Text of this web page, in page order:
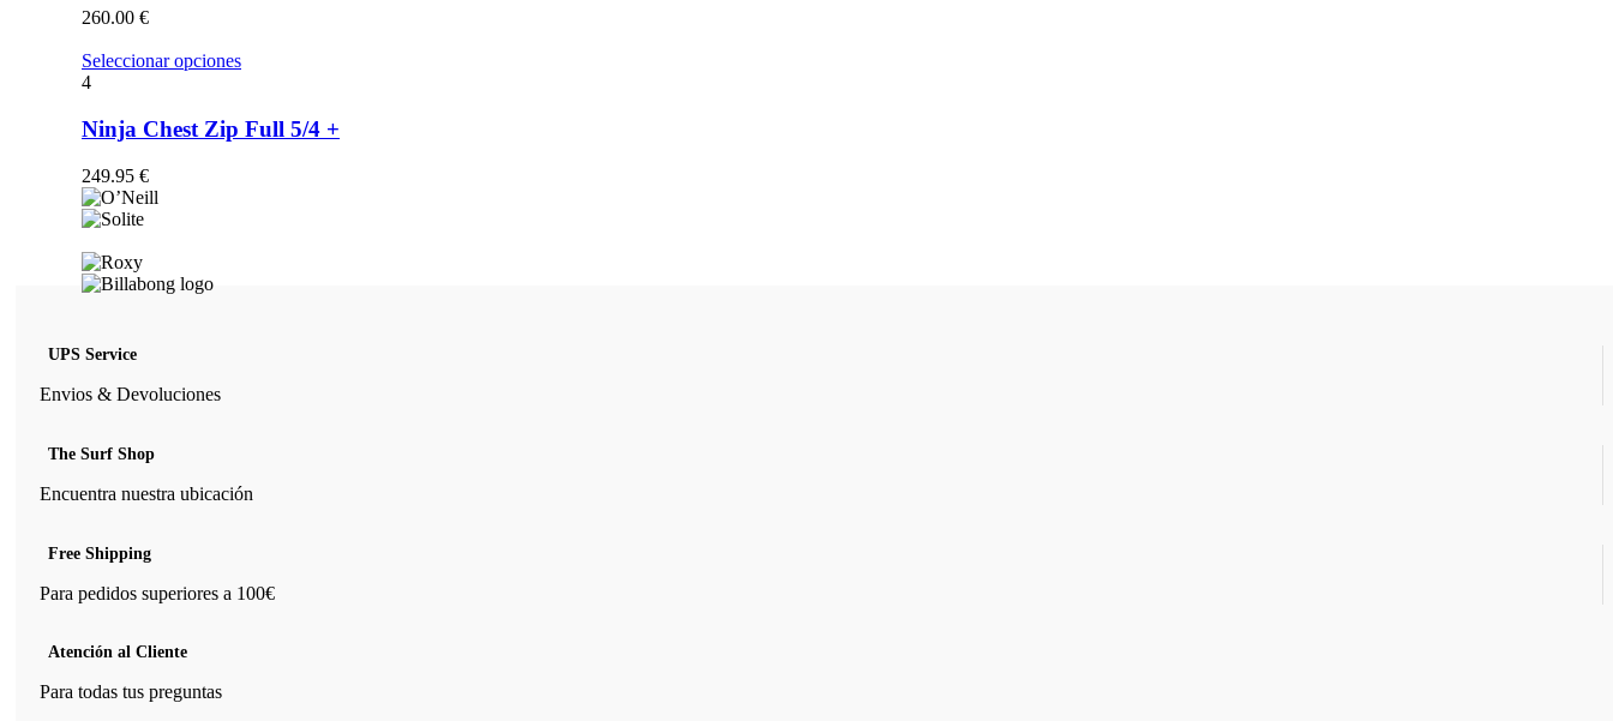
se
pueden
en
la
260.00 €
Seleccionar opcionesEste
múltiples
variantes.
4
Ninja Chest Zip Full 5/4 +
249.95 €
UPS Service
Envios & Devoluciones
The Surf Shop
Encuentra nuestra ubicación
Free Shipping
Para pedidos superiores a 100€
Atención al Cliente
Para todas tus preguntas